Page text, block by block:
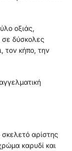
οξιάς,
δύσκολες
τον κήπο, την
αρίστης
καρυδί και